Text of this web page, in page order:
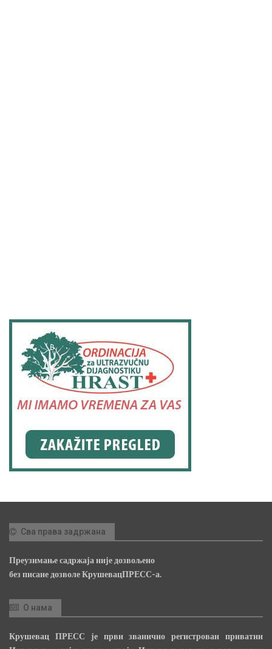
Сва права задржана
Преузимање садржаја није дозвољено
без писане дозволе КрушевацПРЕСС-а.
О нама
Крушевац ПРЕСС је први званично регистрован приватни